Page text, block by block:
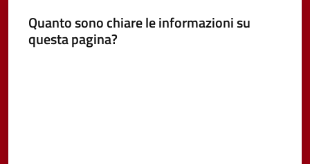
Quanto sono chiare le informazioni su
questa pagina?